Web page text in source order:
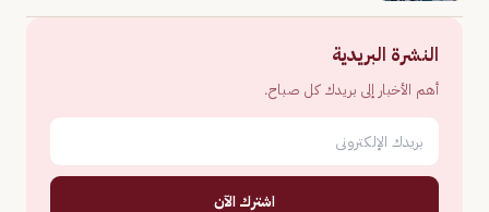
النشرة البريدية
أهم الأخبار إلى بريدك كل صباح.
اشترك الآن